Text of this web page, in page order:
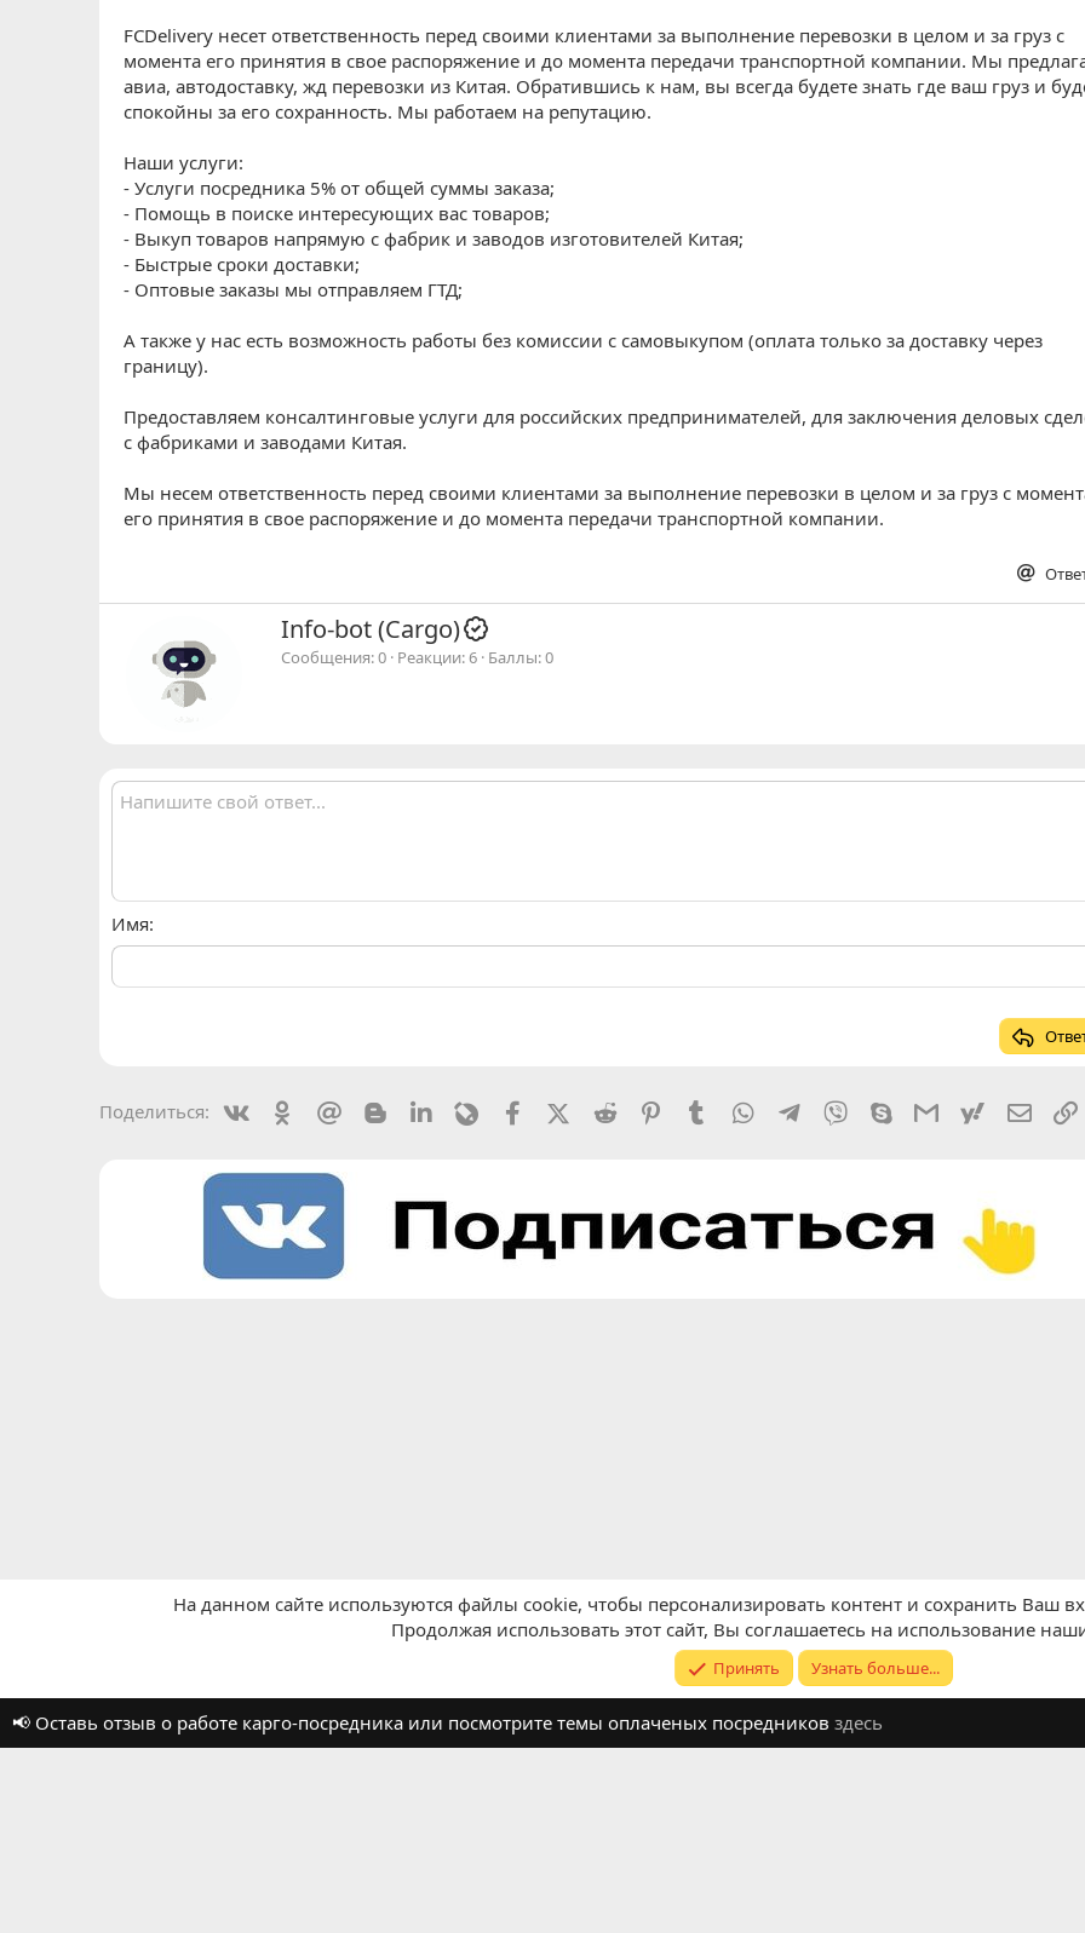
FCDelivery несет ответственность перед своими клиентами за выполнение перевозки в целом и за груз с
момента его принятия в свое распоряжение и до момента передачи транспортной компании. Мы
авиа, автодоставку, жд перевозки из Китая. Обратившись к нам, вы всегда будете знать где ваш груз и
спокойны за его сохранность. Мы работаем на репутацию.
Наши услуги:
- Услуги посредника 5% от общей суммы заказа;
- Помощь в поиске интересующих вас товаров;
- Выкуп товаров напрямую с фабрик и заводов изготовителей Китая;
- Быстрые сроки доставки;
- Оптовые заказы мы отправляем ГТД;
А также у нас есть возможность работы без комиссии с самовыкупом (оплата только за доставку через
границу).
Предоставляем консалтинговые услуги для российских предпринимателей, для заключения деловых
с фабриками и заводами Китая.
Мы несем ответственность перед своими клиентами за выполнение перевозки в целом и за груз с
его принятия в свое распоряжение и до момента передачи транспортной компании.
А
в
т
Info-bot (Cargo)
Сообщения 0 Реакции 6 Баллы 0
Имя
Поделиться: VkontakteOdnoklassniki
Mail.ru BloggerLinkedinLivejournalFacebookX (Twitter)
Reddit PinterestTumblr WhatsAppTelegram
Viber SkypeGmailyahoomail
Russian (RU) Обратная связь
На данном сайте используются файлы cookie, чтобы персонализировать контент и сохранить Ваш
Продолжая использовать этот сайт, Вы соглашаетесь на использование
Принять Узнать больше...
📢 Оставь отзыв о работе карго-посредника или посмотрите темы оплаченых посредников здесь